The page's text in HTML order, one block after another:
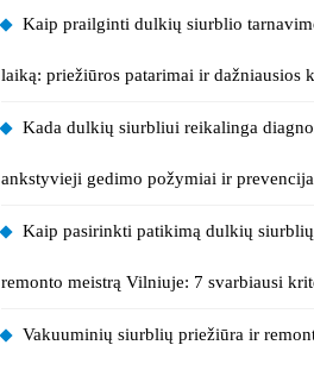
Kaip prailginti dulkių siurblio
laiką: priežiūros patarimai ir dažniausios
Kada dulkių siurbliui reikalinga
ankstyvieji gedimo požymiai ir prevencija
Kaip pasirinkti patikimą dulkių siurblių
remonto meistrą Vilniuje: 7 svarbiausi
Vakuuminių siurblių priežiūra ir